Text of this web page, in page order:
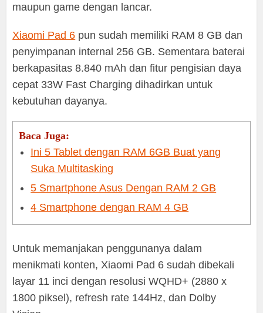
maupun game dengan lancar.
Xiaomi Pad 6 pun sudah memiliki RAM 8 GB dan
penyimpanan internal 256 GB. Sementara baterai
berkapasitas 8.840 mAh dan fitur pengisian daya
cepat 33W Fast Charging dihadirkan untuk
kebutuhan dayanya.
Baca Juga:
Ini 5 Tablet dengan RAM 6GB Buat yang
Suka Multitasking
5 Smartphone Asus Dengan RAM 2 GB
4 Smartphone dengan RAM 4 GB
Untuk memanjakan penggunanya dalam
menikmati konten, Xiaomi Pad 6 sudah dibekali
layar 11 inci dengan resolusi WQHD+ (2880 x
1800 piksel), refresh rate 144Hz, dan Dolby